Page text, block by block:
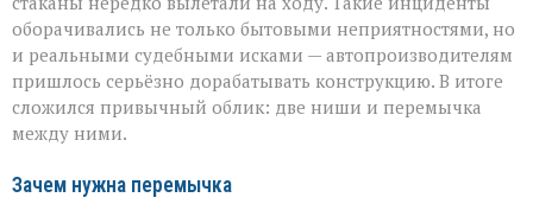
оборачивались не только бытовыми неприятностями, но
и реальными судебными исками — автопроизводителям
пришлось серьёзно дорабатывать конструкцию. В итоге
сложился привычный облик: две ниши и перемычка
между ними.
Зачем нужна перемычка